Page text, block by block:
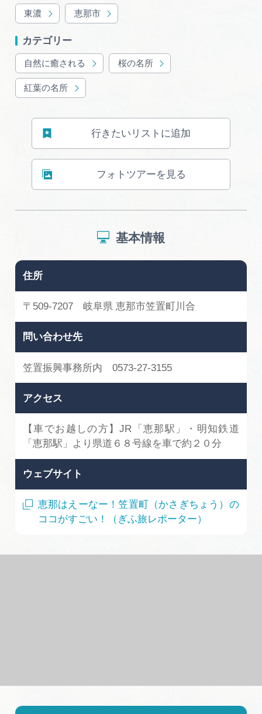
東濃 恵那市
カテゴリー
自然に癒される 桜の名所
紅葉の名所
行きたいリストに追加
フォトツアーを見る
基本情報
住所
〒509-7207 岐阜県 恵那市笠置町川合
問い合わせ先
笠置振興事務所内 0573-27-3155
アクセス
【車でお越しの方】JR「恵那駅」・明知鉄道
「恵那駅」より県道６８号線を車で約２０分
ウェブサイト
恵那はえーなー！笠置町（かさぎちょう）の
ココがすごい！（ぎふ旅レポーター）